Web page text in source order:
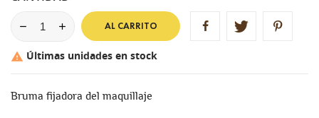
AL CARRITO
 Últimas unidades en stock
Bruma fijadora del maquillaje